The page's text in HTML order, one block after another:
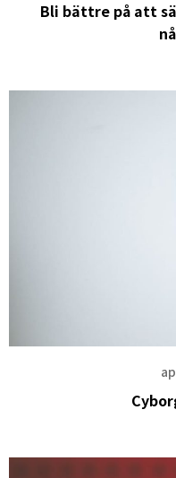
Bli bättre på att